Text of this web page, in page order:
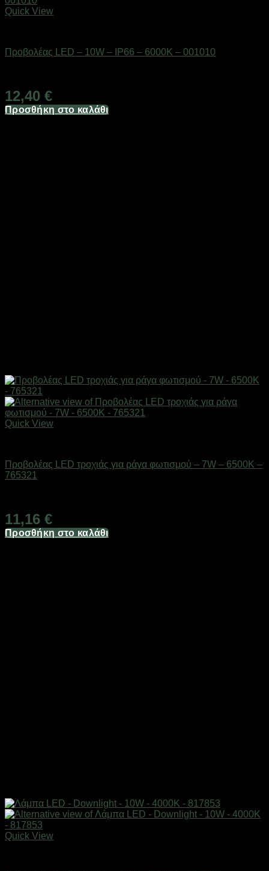
Quick View
Προβολέας LED – 10W – IP66 – 6000K – 001010
12,40 €
Προσθήκη στο καλάθι
Quick View
Προβολέας LED τροχιάς για ράγα φωτισμού – 7W – 6500K –
765321
11,16 €
Προσθήκη στο καλάθι
Quick View